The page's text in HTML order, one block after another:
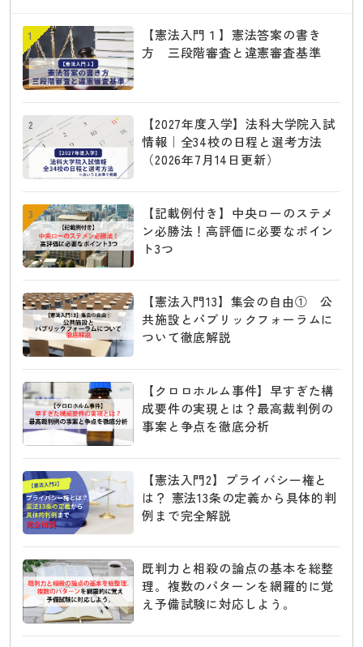
1
【憲法入門１】憲法答案の書き
方 三段階審査と違憲審査基準
2
【2027年度入学】法科大学院入試
情報｜全34校の日程と選考方法
（2026年7月14日更新）
3
【記載例付き】中央ローのステメ
ン必勝法！高評価に必要なポイン
ト3つ
【憲法入門13】集会の自由① 公
共施設とパブリックフォーラムに
ついて徹底解説
【クロロホルム事件】早すぎた構
成要件の実現とは？最高裁判例の
事案と争点を徹底分析
【憲法入門2】プライバシー権と
は？ 憲法13条の定義から具体的判
例まで完全解説
既判力と相殺の論点の基本を総整
理。複数のパターンを網羅的に覚
え予備試験に対応しよう。